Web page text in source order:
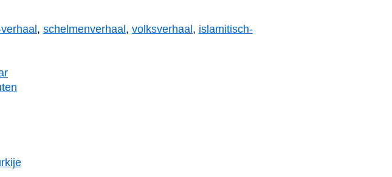
, schelmenverhaal , volksverhaal , islamitisch-